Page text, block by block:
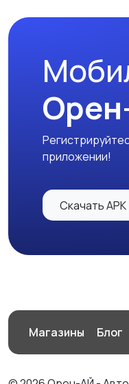
приложении!
Скачать APK
Магазины Блог